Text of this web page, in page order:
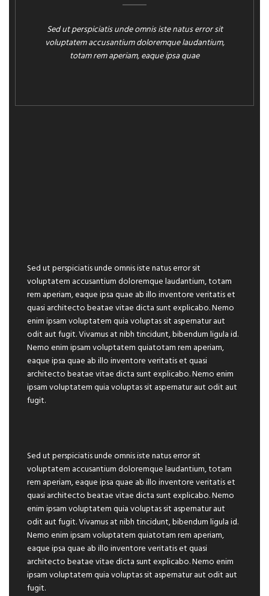
Sed ut perspiciatis unde omnis iste natus error sit
voluptatem accusantium doloremque laudantium,
totam rem aperiam, eaque ipsa quae
Sed ut perspiciatis unde omnis iste natus error sit
voluptatem accusantium doloremque laudantium, totam
rem aperiam, eaque ipsa quae ab illo inventore veritatis et
quasi architecto beatae vitae dicta sunt explicabo. Nemo
enim ipsam voluptatem quia voluptas sit aspernatur aut
odit aut fugit. Vivamus at nibh tincidunt, bibendum ligula id.
Nemo enim ipsam voluptatem quiatotam rem aperiam,
eaque ipsa quae ab illo inventore veritatis et quasi
architecto beatae vitae dicta sunt explicabo. Nemo enim
ipsam voluptatem quia voluptas sit aspernatur aut odit aut
fugit.
Sed ut perspiciatis unde omnis iste natus error sit
voluptatem accusantium doloremque laudantium, totam
rem aperiam, eaque ipsa quae ab illo inventore veritatis et
quasi architecto beatae vitae dicta sunt explicabo. Nemo
enim ipsam voluptatem quia voluptas sit aspernatur aut
odit aut fugit. Vivamus at nibh tincidunt, bibendum ligula id.
Nemo enim ipsam voluptatem quiatotam rem aperiam,
eaque ipsa quae ab illo inventore veritatis et quasi
architecto beatae vitae dicta sunt explicabo. Nemo enim
ipsam voluptatem quia voluptas sit aspernatur aut odit aut
fugit.